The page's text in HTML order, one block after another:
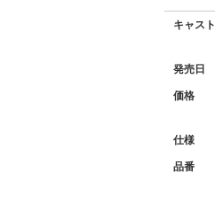
キャスト
発売日
価格
仕様
品番